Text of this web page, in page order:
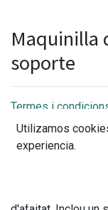
Maquinilla
soporte
Termes i
confirmarem la
La fulla única
Utilizamos
experiencia.